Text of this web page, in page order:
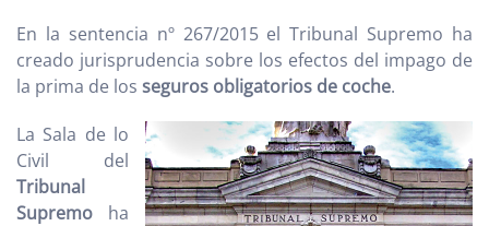
En la sentencia nº 267/2015 el Tribunal Supremo ha
creado jurisprudencia sobre los efectos del impago de
la prima de los seguros obligatorios de coche.
La Sala de lo
Civil del
Tribunal
Supremo ha